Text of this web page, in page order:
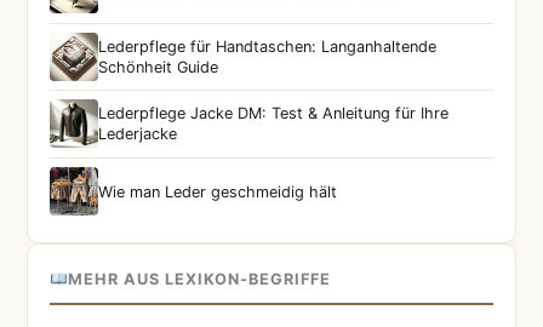
Lederpflege für Handtaschen: Langanhaltende
Schönheit Guide
Lederpflege Jacke DM: Test & Anleitung für Ihre
Lederjacke
Wie man Leder geschmeidig hält
MEHR AUS LEXIKON-BEGRIFFE